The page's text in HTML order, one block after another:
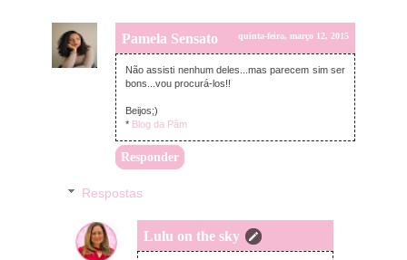
Pamela Sensato quinta-feira, março 12, 2015
Não assisti nenhum deles...mas parecem sim ser
bons...vou procurá-los!!
Beijos;)
* Blog da Pâm
Responder
Respostas
Lulu on the sky
quinta-feira, março 12, 2015